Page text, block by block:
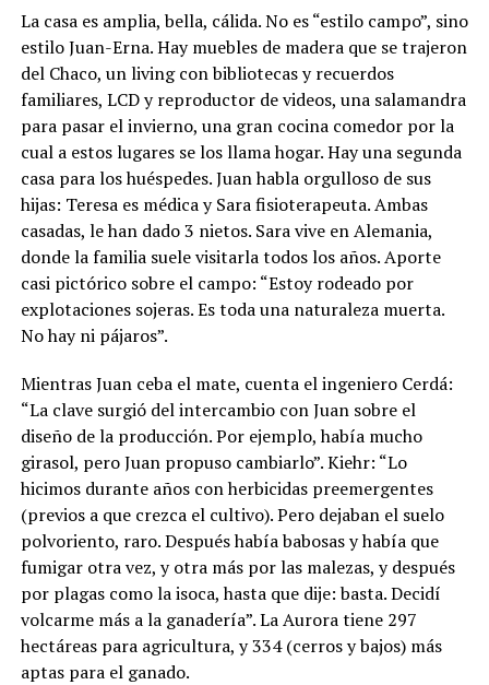
La casa es amplia, bella, cálida. No es “estilo campo”, sino
estilo Juan-Erna. Hay muebles de madera que se trajeron
del Chaco, un living con bibliotecas y recuerdos
familiares, LCD y reproductor de videos, una salamandra
para pasar el invierno, una gran cocina comedor por la
cual a estos lugares se los llama hogar. Hay una segunda
casa para los huéspedes. Juan habla orgulloso de sus
hijas: Teresa es médica y Sara fisioterapeuta. Ambas
casadas, le han dado 3 nietos. Sara vive en Alemania,
donde la familia suele visitarla todos los años. Aporte
casi pictórico sobre el campo: “Estoy rodeado por
explotaciones sojeras. Es toda una naturaleza muerta.
No hay ni pájaros”.
Mientras Juan ceba el mate, cuenta el ingeniero Cerdá:
“La clave surgió del intercambio con Juan sobre el
diseño de la producción. Por ejemplo, había mucho
girasol, pero Juan propuso cambiarlo”. Kiehr: “Lo
hicimos durante años con herbicidas preemergentes
(previos a que crezca el cultivo). Pero dejaban el suelo
polvoriento, raro. Después había babosas y había que
fumigar otra vez, y otra más por las malezas, y después
por plagas como la isoca, hasta que dije: basta. Decidí
volcarme más a la ganadería”. La Aurora tiene 297
hectáreas para agricultura, y 334 (cerros y bajos) más
aptas para el ganado.